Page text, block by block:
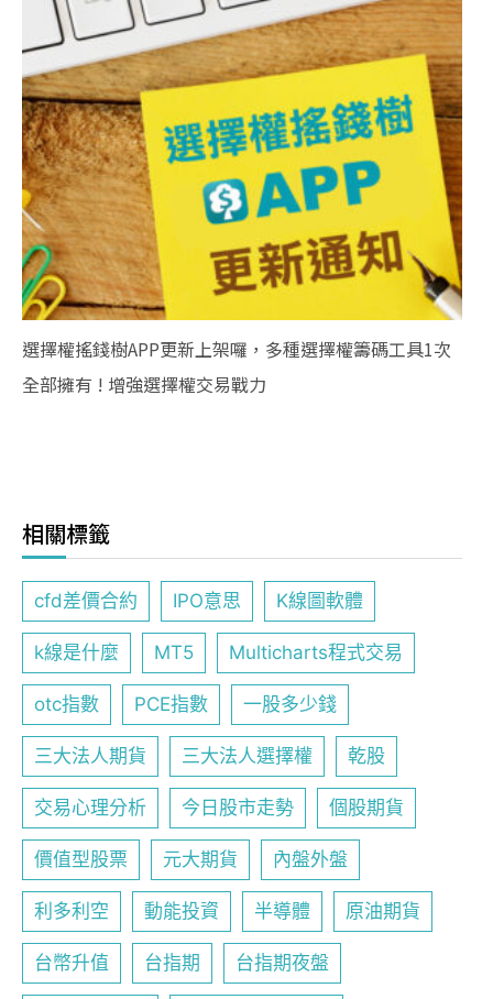
選擇權搖錢樹APP更新上架囉，多種選擇權籌碼工具1次
全部擁有 ! 增強選擇權交易戰力
相關標籤
cfd差價合約 IPO意思 K線圖軟體
k線是什麼 MT5 Multicharts程式交易
otc指數 PCE指數 一股多少錢
三大法人期貨 三大法人選擇權 乾股
交易心理分析 今日股市走勢 個股期貨
價值型股票 元大期貨 內盤外盤
利多利空 動能投資 半導體 原油期貨
台幣升值 台指期 台指期夜盤